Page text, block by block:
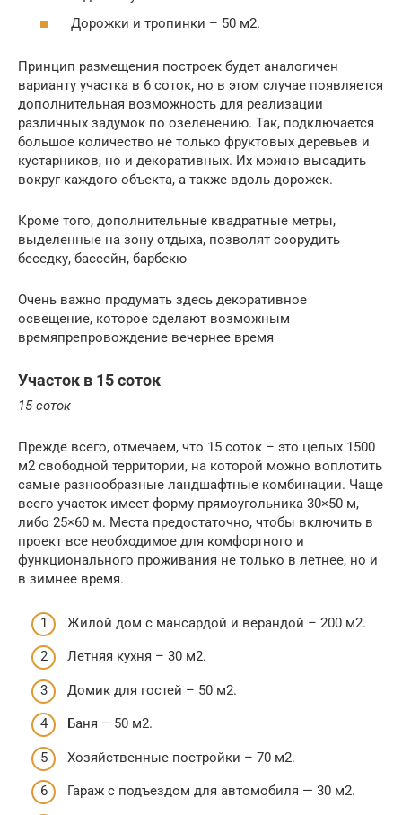
Дорожки и тропинки – 50 м2.
Принцип размещения построек будет аналогичен
варианту участка в 6 соток, но в этом случае появляется
дополнительная возможность для реализации
различных задумок по озеленению. Так, подключается
большое количество не только фруктовых деревьев и
кустарников, но и декоративных. Их можно высадить
вокруг каждого объекта, а также вдоль дорожек.
Кроме того, дополнительные квадратные метры,
выделенные на зону отдыха, позволят соорудить
беседку, бассейн, барбекю
Очень важно продумать здесь декоративное
освещение, которое сделают возможным
времяпрепровождение вечернее время
Участок в 15 соток
15 соток
Прежде всего, отмечаем, что 15 соток – это целых 1500
м2 свободной территории, на которой можно воплотить
самые разнообразные ландшафтные комбинации. Чаще
всего участок имеет форму прямоугольника 30×50 м,
либо 25×60 м. Места предостаточно, чтобы включить в
проект все необходимое для комфортного и
функционального проживания не только в летнее, но и
в зимнее время.
Жилой дом с мансардой и верандой – 200 м2.
Летняя кухня – 30 м2.
Домик для гостей – 50 м2.
Баня – 50 м2.
Хозяйственные постройки – 70 м2.
Гараж с подъездом для автомобиля — 30 м2.